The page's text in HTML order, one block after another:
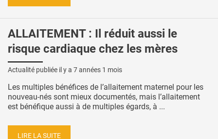
ALLAITEMENT : Il réduit aussi le
risque cardiaque chez les mères
Actualité publiée il y a 7 années 1 mois
Les multiples bénéfices de l’allaitement maternel pour les
nouveau-nés sont mieux documentés, mais l’allaitement
est bénéfique aussi à de multiples égards, à ...
LIRE LA SUITE